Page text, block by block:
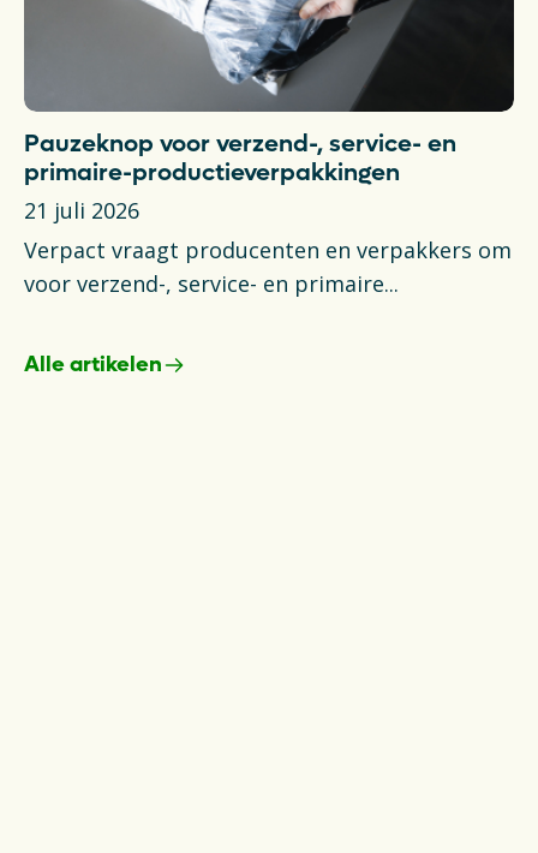
Pauzeknop voor verzend-, service- en
primaire-productieverpakkingen
21 juli 2026
Verpact vraagt producenten en verpakkers om
voor verzend-, service- en primaire...
Alle artikelen